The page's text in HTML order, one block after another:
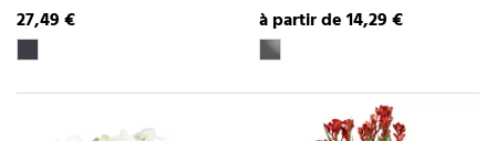
27,49 €
à partir de 14,29 €